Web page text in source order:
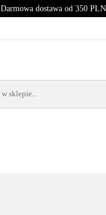
Darmowa dostawa od 350 PLN